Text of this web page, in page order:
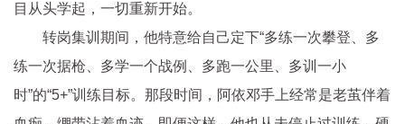
目从头学起，一切重新开始。
转岗集训期间，他特意给自己定下“多练一次攀登、多
练一次据枪、多学一个战例、多跑一公里、多训一小
时”的“5+”训练目标。那段时间，阿依邓手上经常是老茧伴着